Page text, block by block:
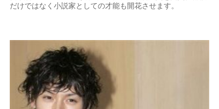
だけではなく小説家としての才能も開花させます。